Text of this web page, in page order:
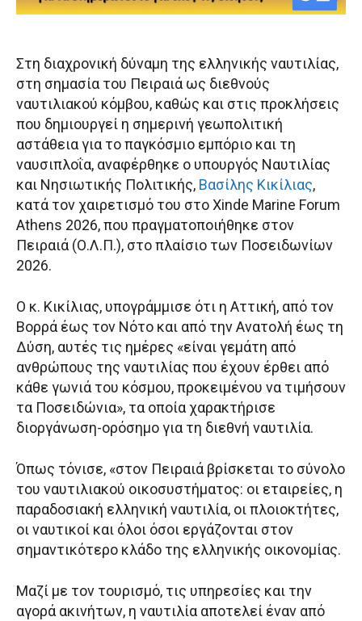
Στη διαχρονική δύναμη της ελληνικής ναυτιλίας,
στη σημασία του Πειραιά ως διεθνούς
ναυτιλιακού κόμβου, καθώς και στις προκλήσεις
που δημιουργεί η σημερινή γεωπολιτική
αστάθεια για το παγκόσμιο εμπόριο και τη
ναυσιπλοΐα, αναφέρθηκε ο υπουργός Ναυτιλίας
και Νησιωτικής Πολιτικής, Βασίλης Κικίλιας,
κατά τον χαιρετισμό του στο Xinde Marine Forum
Athens 2026, που πραγματοποιήθηκε στον
Πειραιά (Ο.Λ.Π.), στο πλαίσιο των Ποσειδωνίων
2026.
Ο κ. Κικίλιας, υπογράμμισε ότι η Αττική, από τον
Βορρά έως τον Νότο και από την Ανατολή έως τη
Δύση, αυτές τις ημέρες «είναι γεμάτη από
ανθρώπους της ναυτιλίας που έχουν έρθει από
κάθε γωνιά του κόσμου, προκειμένου να τιμήσουν
τα Ποσειδώνια», τα οποία χαρακτήρισε
διοργάνωση-ορόσημο για τη διεθνή ναυτιλία.
Όπως τόνισε, «στον Πειραιά βρίσκεται το σύνολο
του ναυτιλιακού οικοσυστήματος: οι εταιρείες, η
παραδοσιακή ελληνική ναυτιλία, οι πλοιοκτήτες,
οι ναυτικοί και όλοι όσοι εργάζονται στον
σημαντικότερο κλάδο της ελληνικής οικονομίας.
Μαζί με τον τουρισμό, τις υπηρεσίες και την
αγορά ακινήτων, η ναυτιλία αποτελεί έναν από